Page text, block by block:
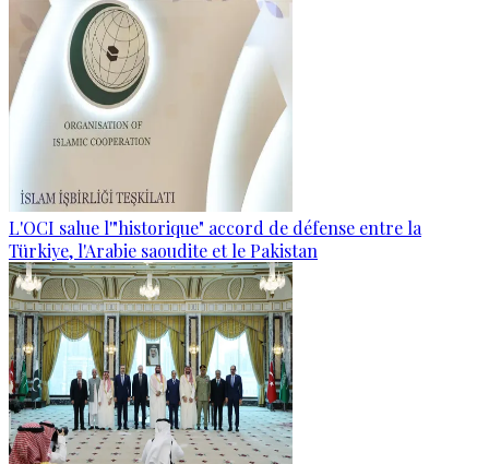
L'OCI salue l'"historique" accord de défense entre la
Türkiye, l'Arabie saoudite et le Pakistan